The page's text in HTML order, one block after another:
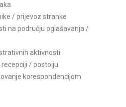
/ prijevoz stranke
na području oglašavanja /
aktivnosti
/ postolju
korespondencijom